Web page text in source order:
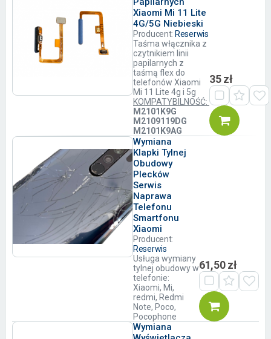
Xiaomi Mi 11 Lite
4G/5G Niebieski
Producent: Reserwis
Taśma włącznika z
czytnikiem linii
papilarnych z
taśmą flex do
telefonów Xiaomi
Mi 11 Lite 4g i 5g
KOMPATYBILNOŚĆ:
M2101K9G
M2109119DG
M2101K9AG
35 zł
Wymiana
Klapki Tylnej
Obudowy
Plecków
Serwis
Naprawa
Telefonu
Smartfonu
Xiaomi
Producent:
Reserwis
Usługa wymiany
tylnej obudowy w
telefonie:
Xiaomi, Mi,
redmi, Redmi
Note, Poco,
Pocophone
61,50 zł
Wymiana